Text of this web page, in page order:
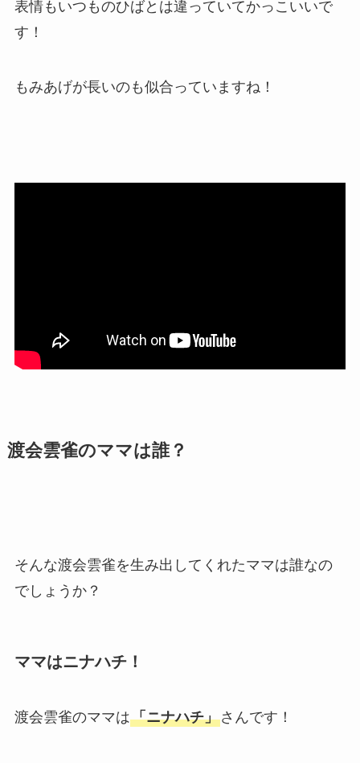
表情もいつものひばとは違っていてかっこいいで
す！
もみあげが長いのも似合っていますね！
渡会雲雀のママは誰？
そんな渡会雲雀を生み出してくれたママは誰なの
でしょうか？
ママはニナハチ！
渡会雲雀のママは「ニナハチ」さんです！